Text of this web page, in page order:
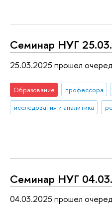
Семинар НУГ
25.03.2025 прошел
Образование профессора
исследования и аналитика
Семинар НУГ
04.03.2025 прошел